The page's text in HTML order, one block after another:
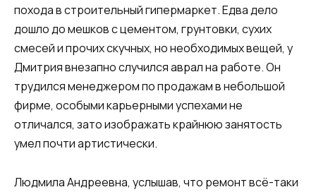
похода в строительный гипермаркет. Едва дело
дошло до мешков с цементом, грунтовки, сухих
смесей и прочих скучных, но необходимых вещей, у
Дмитрия внезапно случился аврал на работе. Он
трудился менеджером по продажам в небольшой
фирме, особыми карьерными успехами не
отличался, зато изображать крайнюю занятость
умел почти артистически.
Людмила Андреевна, услышав, что ремонт всё-таки